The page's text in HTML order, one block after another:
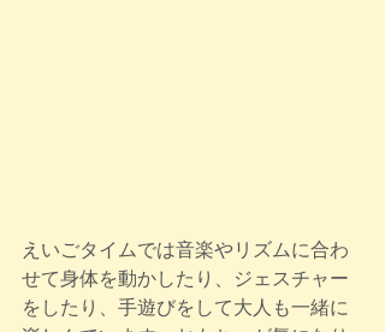
えいごタイムでは音楽やリズムに合わ
せて身体を動かしたり、ジェスチャー
をしたり、手遊びをして大人も一緒に